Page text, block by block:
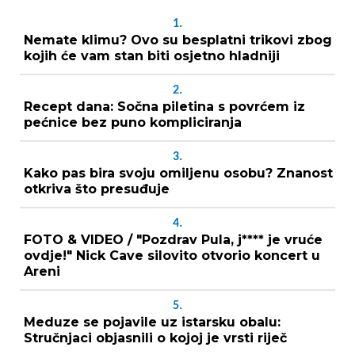
1.
Nemate klimu? Ovo su besplatni trikovi zbog
kojih će vam stan biti osjetno hladniji
2.
Recept dana: Sočna piletina s povrćem iz
pećnice bez puno kompliciranja
3.
Kako pas bira svoju omiljenu osobu? Znanost
otkriva što presuđuje
4.
FOTO & VIDEO / "Pozdrav Pula, j**** je vruće
ovdje!" Nick Cave silovito otvorio koncert u
Areni
5.
Meduze se pojavile uz istarsku obalu:
Stručnjaci objasnili o kojoj je vrsti riječ